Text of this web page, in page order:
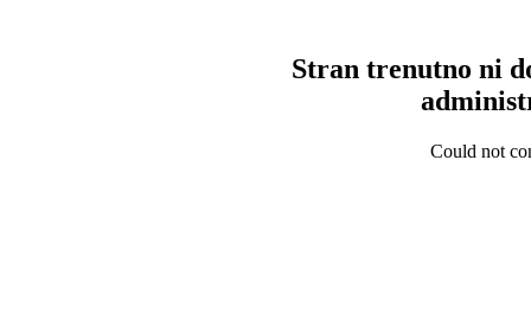
Stran trenutno ni
Could not